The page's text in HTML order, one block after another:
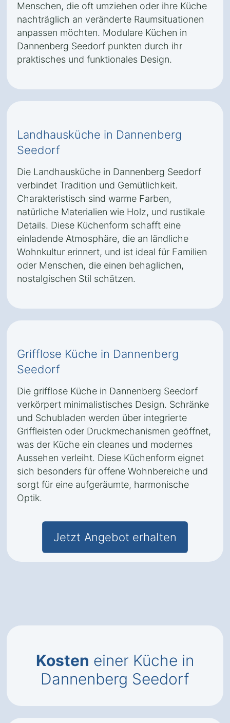
Menschen, die oft umziehen oder ihre Küche
nachträglich an veränderte Raumsituationen
anpassen möchten. Modulare Küchen in
Dannenberg Seedorf punkten durch ihr
praktisches und funktionales Design.
Landhausküche in Dannenberg
Seedorf
Die Landhausküche in Dannenberg Seedorf
verbindet Tradition und Gemütlichkeit.
Charakteristisch sind warme Farben,
natürliche Materialien wie Holz, und rustikale
Details. Diese Küchenform schafft eine
einladende Atmosphäre, die an ländliche
Wohnkultur erinnert, und ist ideal für Familien
oder Menschen, die einen behaglichen,
nostalgischen Stil schätzen.
Grifflose Küche in Dannenberg
Seedorf
Die grifflose Küche in Dannenberg Seedorf
verkörpert minimalistisches Design. Schränke
und Schubladen werden über integrierte
Griffleisten oder Druckmechanismen geöffnet,
was der Küche ein cleanes und modernes
Aussehen verleiht. Diese Küchenform eignet
sich besonders für offene Wohnbereiche und
sorgt für eine aufgeräumte, harmonische
Optik.
Jetzt Angebot erhalten
Kosten einer Küche in
Dannenberg Seedorf